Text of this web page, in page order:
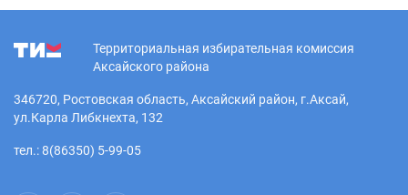
Территориальная избирательная комиссия
Аксайского района
346720, Ростовская область, Аксайский район, г.Аксай,
ул.Карла Либкнехта, 132
тел.: 8(86350) 5-99-05